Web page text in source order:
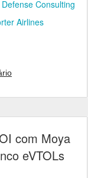
Defense Consulting
Airlines
com Moya
eVTOLs